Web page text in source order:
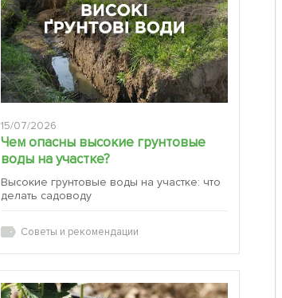
15/07/2026
Чем опасны высокие грунтовые
воды на участке?
Высокие грунтовые воды на участке: что
делать садоводу
Советы и рекомендации